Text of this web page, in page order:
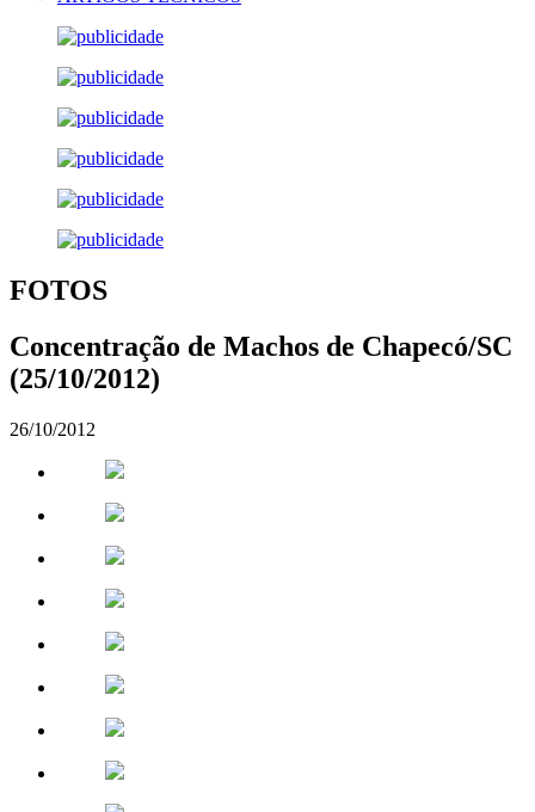
FOTOS
Concentração de Machos de Chapecó/SC
(25/10/2012)
26/10/2012